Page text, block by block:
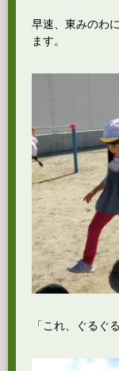
早速、東みのわ
ます。
「これ、ぐるぐ